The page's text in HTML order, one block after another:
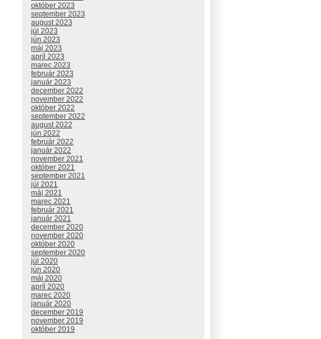
október 2023
september 2023
august 2023
júl 2023
jún 2023
máj 2023
apríl 2023
marec 2023
február 2023
január 2023
december 2022
november 2022
október 2022
september 2022
august 2022
jún 2022
február 2022
január 2022
november 2021
október 2021
september 2021
júl 2021
máj 2021
marec 2021
február 2021
január 2021
december 2020
november 2020
október 2020
september 2020
júl 2020
jún 2020
máj 2020
apríl 2020
marec 2020
január 2020
december 2019
november 2019
október 2019